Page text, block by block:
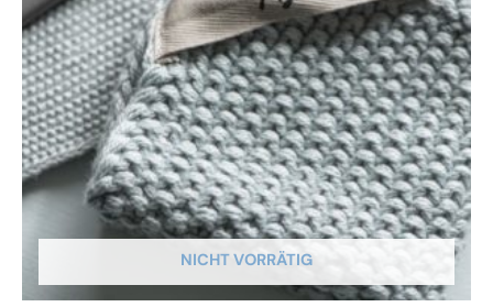
NICHT VORRÄTIG